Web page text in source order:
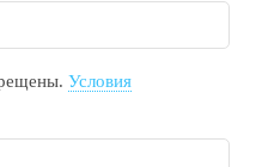
Условия